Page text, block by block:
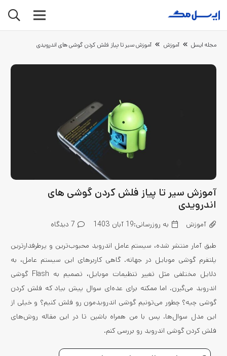
مجله ایسل آموزش آموزش سیر تا پیاز فلش کردن گوشی های اندرویدی
آموزش سیر تا پیاز فلش کردن گوشی های
اندرویدی
آموزش به روزرسانی:19 آبان 1403 7 دیدگاه
طبق آمار منتشر شده، سیستم عامل اندروید محبوب‌ترین و پرطرفدارترین
پلتفرم گوشی موبایل در جهانه. گاهی کاربرهای این سیستم عامل، به
دلایل مختلفی مثل تغییر تنظیمات موبایل، تصمیم به Flash گوشی
اندروید می‌گیرن. اما ممکنه برای عده‌ای سوال پیش بیاد که فلش کردن
گوشی چیه؟ چطور می‌تونیم گوشی اندرویدمون رو فلش کنیم؟ و خیلی از
این مدل سوال‌ها. پس با من همراه باشین تا در این مقاله روش‌های
فلش کردن گوشی اندروید رو بررسی کنم.